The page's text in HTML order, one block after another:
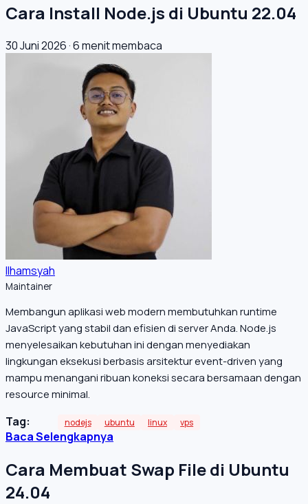
Cara Install Node.js di Ubuntu 22.04
30 Juni 2026·6 menit membaca
Ilhamsyah
Maintainer
Membangun aplikasi web modern membutuhkan runtime
JavaScript yang stabil dan efisien di server Anda. Node.js
menyelesaikan kebutuhan ini dengan menyediakan
lingkungan eksekusi berbasis arsitektur event-driven yang
mampu menangani ribuan koneksi secara bersamaan dengan
resource minimal.
Tag: nodejs ubuntu linux vps
Baca Selengkapnya
Cara Membuat Swap File di Ubuntu
24.04